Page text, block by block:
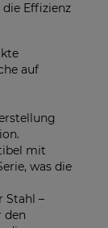
Effizienz
auf
mit
was die
Stahl –
den